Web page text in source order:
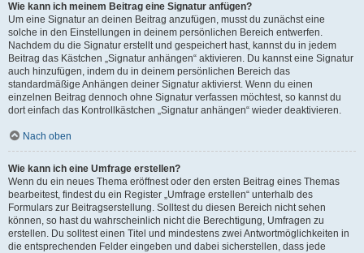
Wie kann ich meinem Beitrag eine Signatur anfügen?
Um eine Signatur an deinen Beitrag anzufügen, musst du zunächst eine
solche in den Einstellungen in deinem persönlichen Bereich entwerfen.
Nachdem du die Signatur erstellt und gespeichert hast, kannst du in jedem
Beitrag das Kästchen „Signatur anhängen“ aktivieren. Du kannst eine Signatur
auch hinzufügen, indem du in deinem persönlichen Bereich das
standardmäßige Anhängen deiner Signatur aktivierst. Wenn du einen
einzelnen Beitrag dennoch ohne Signatur verfassen möchtest, so kannst du
dort einfach das Kontrollkästchen „Signatur anhängen“ wieder deaktivieren.
Nach oben
Wie kann ich eine Umfrage erstellen?
Wenn du ein neues Thema eröffnest oder den ersten Beitrag eines Themas
bearbeitest, findest du ein Register „Umfrage erstellen“ unterhalb des
Formulars zur Beitragserstellung. Solltest du diesen Bereich nicht sehen
können, so hast du wahrscheinlich nicht die Berechtigung, Umfragen zu
erstellen. Du solltest einen Titel und mindestens zwei Antwortmöglichkeiten in
die entsprechenden Felder eingeben und dabei sicherstellen, dass jede